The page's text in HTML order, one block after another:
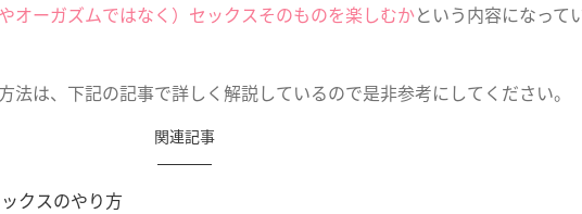
オーガズムではなく）セックスそのものを楽しむかという内容になって
法は、下記の記事で詳しく解説しているので是非参考にしてください。
関連記事
クスのやり方